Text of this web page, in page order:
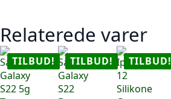
Relaterede varer
TILBUD! TILBUD! TILBUD!